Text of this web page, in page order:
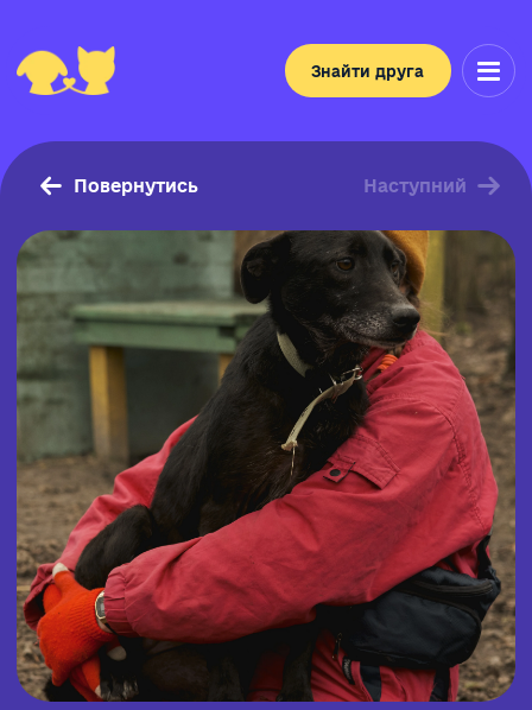
Знайти друга
Повернутись Наступний